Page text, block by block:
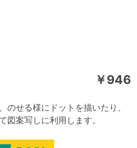
￥946
のせる様にドットを描いたり、
図案写しに利用します。